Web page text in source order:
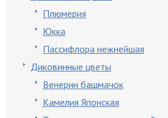
Плюмерия
Юкка
Пассифлора нежнейшая
Диковинные цветы
Венерин башмачок
Камелия Японская